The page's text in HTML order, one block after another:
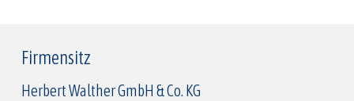
Firmensitz
Herbert Walther GmbH & Co. KG